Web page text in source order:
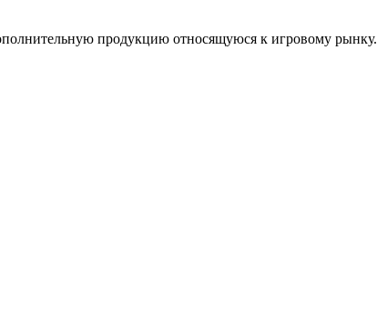
продукцию относящуюся к игровому рынку.